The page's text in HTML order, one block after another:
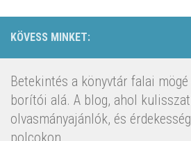
KÖVESS MINKET:
Betekintés a könyvtár falai
borítói alá. A blog, ahol
olvasmányajánlók, és
polcokon.